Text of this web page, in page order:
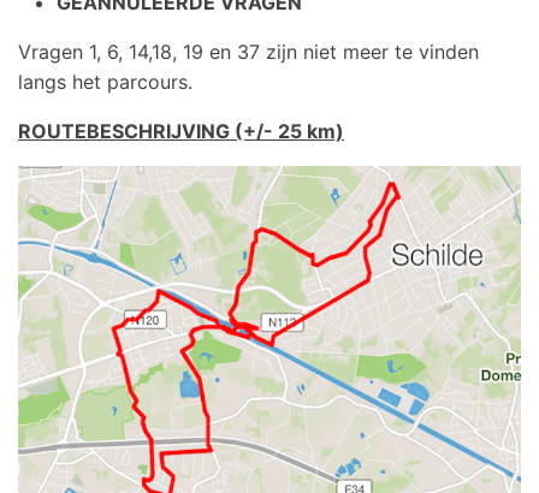
Vragen 1, 6, 14,18, 19 en 37 zijn niet meer te vinden
langs het parcours.
ROUTEBESCHRIJVING (+/- 25 km)